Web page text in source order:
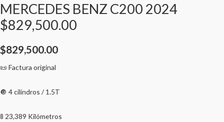
MERCEDES BENZ C200 2024
$829,500.00
$829,500.00
📜 Factura original
🔘 4 cilindros / 1.5T
🚦 23,389 Kilómetros